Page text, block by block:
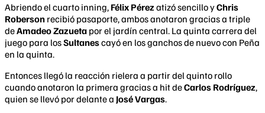
Abriendo el cuarto inning, Félix Pérez atizó sencillo yChris
Roberson recibió pasaporte, ambos anotaron gracias a triple
deAmadeo Zazueta por el jardín central. La quinta carrera del
juego para losSultanescayó en los ganchos de nuevo con Peña
en la quinta.
Entonces llegó la reacción rielera a partir del quinto rollo
cuando anotaron la primera gracias a hit deCarlos Rodríguez,
quien se llevó por delante a José Vargas.